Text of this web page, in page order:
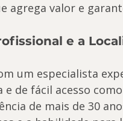
agrega valor e
e a
um especialista
de fácil acesso
de mais de 30